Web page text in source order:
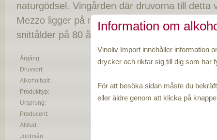
naturgödsel. Vingården där druvorna till detta
Mezzo ligger på mellan 650 meters höjd över
snittålder på 80 år.
Årgång:
2021
Druvsort:
Alkoholhalt:
Produkttyp:
Ursprung:
Etna Rosso DOC
Producent:
Altitud:
650 möh
Jordmån:
Vulkanisk, sandig och stenig
Information om
Vinoliv Import innehåller information
drycker och riktar sig till dig som har
För att besöka sidan måste du
eller äldre genom att klicka på